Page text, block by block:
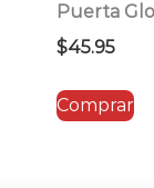
Puerta
$45.95
Comprar